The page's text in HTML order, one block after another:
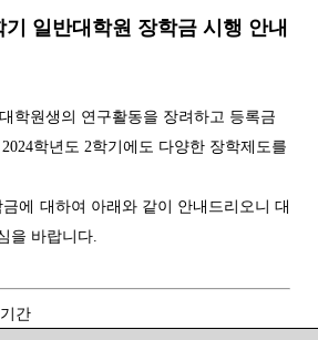
기 일반대학원 장학금 시행 안내
학원생의 연구활동을 장려하고 등록금
학년도 2학기에도 다양한 장학제도를
에 대하여 아래와 같이 안내드리오니 대
을 바랍니다.
간